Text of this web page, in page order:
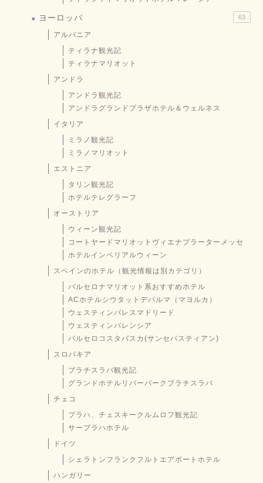
ヨーロッパ 63
アルバニア
ティラナ観光記
ティラナマリオット
アンドラ
アンドラ観光記
アンドラグランドプラザホテル＆ウェルネス
イタリア
ミラノ観光記
ミラノマリオット
エストニア
タリン観光記
ホテルテレグラーフ
オーストリア
ウィーン観光記
コートヤードマリオットヴィエナプラーターメッセ
ホテルインペリアルウィーン
スペインのホテル（観光情報は別カテゴリ）
バルセロナマリオット系おすすめホテル
ACホテルシウタットデパルマ（マヨルカ）
ウェスティンパレスマドリード
ウェスティンバレンシア
バルセロコスタバスカ(サンセバスティアン)
スロバキア
ブラチスラバ観光記
グランドホテルリバーパークブラチスラバ
チェコ
プラハ、チェスキークルムロフ観光記
サープラハホテル
ドイツ
シェラトンフランクフルトエアポートホテル
ハンガリー